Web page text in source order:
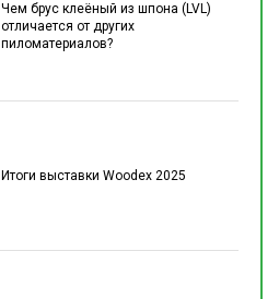
Чем брус клеёный из шпона (LVL)
отличается от других
пиломатериалов?
Итоги выставки Woodex 2025